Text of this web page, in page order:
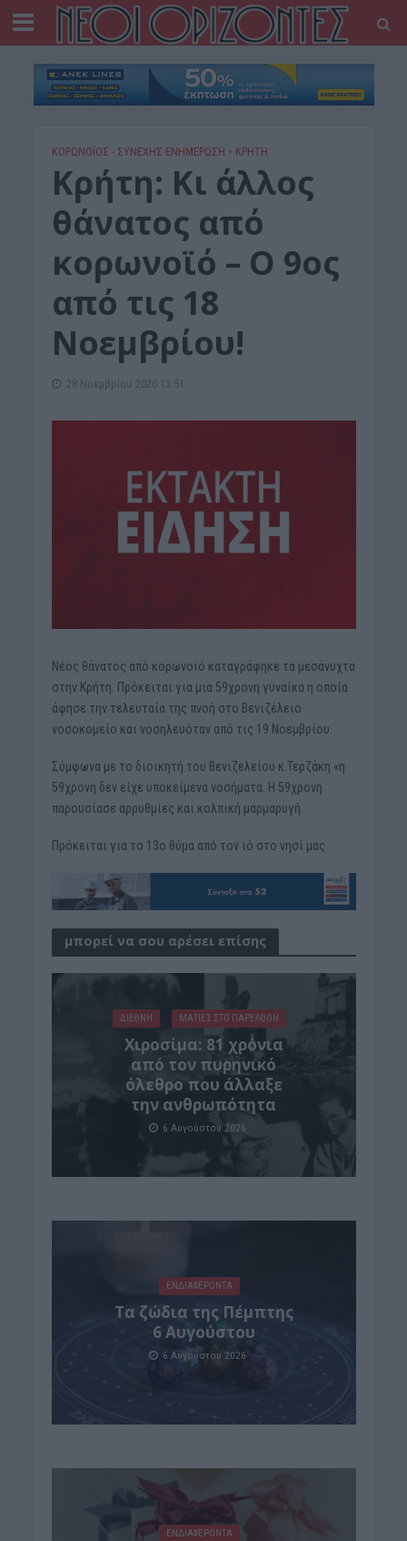
ΚΟΡΩΝΟΪΟΣ - ΣΥΝΕΧΗΣ ΕΝΗΜΕΡΩΣΗ • ΚΡΗΤΗ
Κρήτη: Κι άλλος
θάνατος από
κορωνοϊό – Ο 9ος
από τις 18
Νοεμβρίου!
28 Νοεμβρίου 2020 13:51
Νέος θάνατος από κορωνοϊό καταγράφηκε τα μεσάνυχτα
στην Κρήτη. Πρόκειται για μια 59χρονη γυναίκα η οποία
άφησε την τελευταία της πνοή στο Βενιζέλειο
νοσοκομείο και νοσηλευόταν από τις 19 Νοεμβρίου.
Σύμφωνα με το διοικητή του Βενιζελείου κ.Τερζάκη «η
59χρονη δεν είχε υποκείμενα νοσήματα. Η 59χρονη
παρουσίασε αρρυθμίες και κολπική μαρμαρυγή.
Πρόκειται για το 13ο θύμα από τον ιό στο νησί μας.
μπορεί να σου αρέσει επίσης
ΔΙΕΘΝΗ ΜΑΤΙΕΣ ΣΤΟ ΠΑΡΕΛΘΟΝ
Χιροσίμα: 81 χρόνια
από τον πυρηνικό
όλεθρο που άλλαξε
την ανθρωπότητα
6 Αυγούστου 2026
ΕΝΔΙΑΦΕΡΟΝΤΑ
Tα ζώδια της Πέμπτης
6 Αυγούστου
6 Αυγούστου 2026
ΕΝΔΙΑΦΕΡΟΝΤΑ